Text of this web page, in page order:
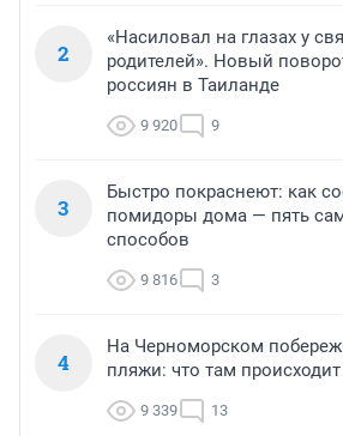
2
«Насиловал на глазах у
родителей». Новый
россиян в Таиланде
9 920 9
3
Быстро покраснеют: как
помидоры дома — пять
способов
9 816 3
4
На Черноморском
пляжи: что там происходит
9 339 13